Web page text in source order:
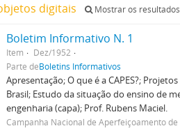
digitais Mostrar os
Boletim Informativo N. 1
Item
Dez/1952
Parte deBoletins Informativos
Apresentação; O que é a CAPES?;
Brasil; Estudo da situação do ensino de
engenharia (capa); Prof. Rubens Maciel.
Campanha Nacional de Aperfeiçoamento de